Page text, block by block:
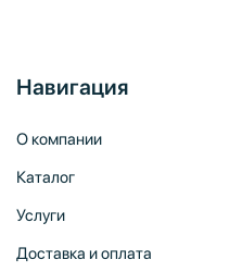
Навигация
О компании
Каталог
Услуги
Доставка и оплата